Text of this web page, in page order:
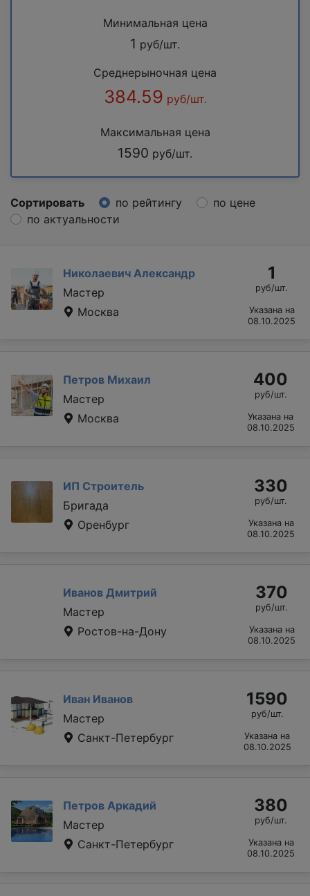
Минимальная цена
1 руб/шт.
Среднерыночная цена
384.59 руб/шт.
Максимальная цена
1590 руб/шт.
Сортировать по рейтингу
по цене
по актуальности
Николаевич Александр
Мастер
Москва
1
руб/шт.
Указана на
08.10.2025
Петров Михаил
Мастер
Москва
400
руб/шт.
Указана на
08.10.2025
ИП Строитель
Бригада
Оренбург
330
руб/шт.
Указана на
08.10.2025
Иванов Дмитрий
Мастер
Ростов-на-Дону
370
руб/шт.
Указана на
08.10.2025
Иван Иванов
Мастер
Санкт-Петербург
1590
руб/шт.
Указана на
08.10.2025
Петров Аркадий
Мастер
Санкт-Петербург
380
руб/шт.
Указана на
08.10.2025